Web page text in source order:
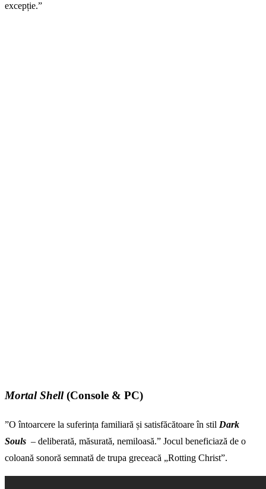
excepție.”
Mortal Shell(Console & PC)
”O întoarcere la suferința familiară și satisfăcătoare în stil Dark
Souls – deliberată, măsurată, nemiloasă.” Jocul beneficiază de o
coloană sonoră semnată de trupa greceacă „Rotting Christ”.